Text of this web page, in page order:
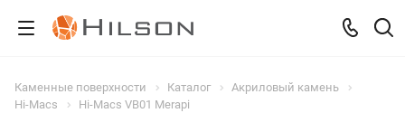
Каменные поверхности Каталог
Акриловый камень
Hi-Macs
Hi-Macs VB01 Merapi